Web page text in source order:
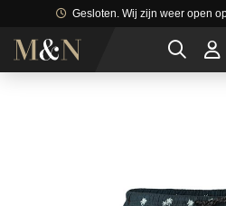
Gesloten. Wij zijn weer open